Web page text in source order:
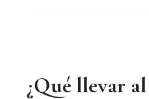
¿Qué llevar